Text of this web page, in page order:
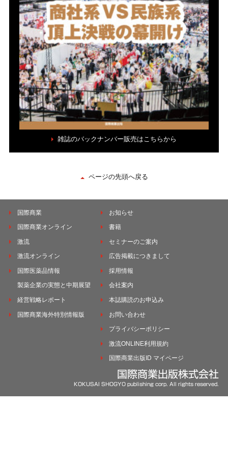
雑誌のバックナンバー販売はこちらから
ページの先頭へ戻る
国際商業
国際商業オンライン
激流
激流オンライン
国際医薬品情報
製薬企業の実態と中期展望
経営戦略レポート
国際商業海外特別情報版
お知らせ
書籍
セミナーのご案内
広告掲載につきまして
採用情報
会社案内
本誌購読のお申込み
お問い合わせ
プライバシーポリシー
激流ONLINE利用規約
国際商業出版ID マイページ